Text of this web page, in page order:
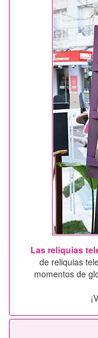
Las reliquias
de reliquias
momentos de